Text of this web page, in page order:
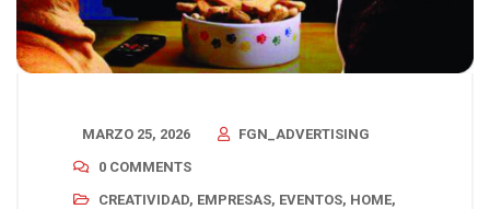
MARZO 25, 2026
FGN_ADVERTISING
0 COMMENTS
CREATIVIDAD, EMPRESAS, EVENTOS, HOME,